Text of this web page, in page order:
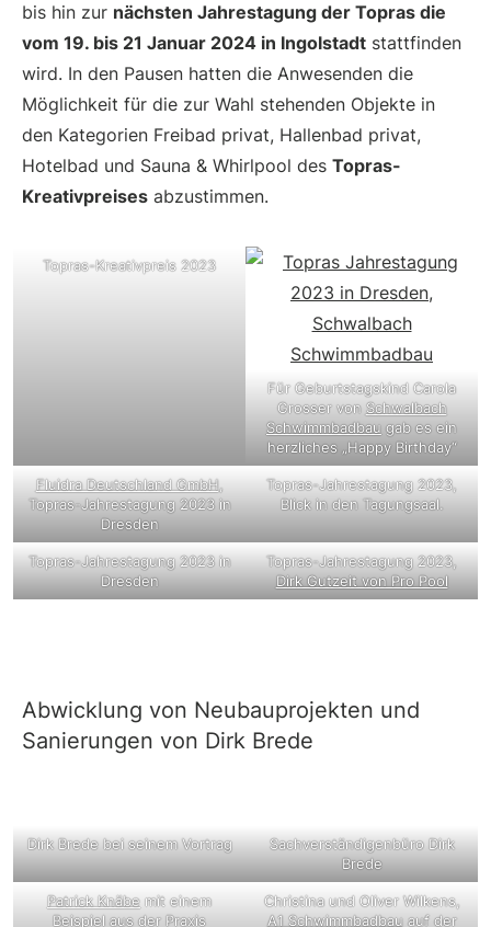
bis hin zur nächsten Jahrestagung der Topras die
vom 19. bis 21 Januar 2024 in Ingolstadt stattfinden
wird. In den Pausen hatten die Anwesenden die
Möglichkeit für die zur Wahl stehenden Objekte in
den Kategorien Freibad privat, Hallenbad privat,
Hotelbad und Sauna & Whirlpool des Topras-
Kreativpreises abzustimmen.
Topras-Kreativpreis 2023
Für Geburtstagskind Carola
Grosser von Schwalbach
Schwimmbadbau gab es ein
herzliches „Happy Birthday“
Fluidra Deutschland GmbH,
Topras-Jahrestagung 2023 in
Dresden
Topras-Jahrestagung 2023,
Blick in den Tagungsaal.
Topras-Jahrestagung 2023 in
Dresden
Topras-Jahrestagung 2023,
Dirk Gutzeit von Pro Pool
Abwicklung von Neubauprojekten und
Sanierungen von Dirk Brede
Dirk Brede bei seinem Vortrag
Sachverständigenbüro Dirk
Brede
Patrick Knäbe mit einem
Beispiel aus der Praxis
Christina und Oliver Wilkens,
A1 Schwimmbadbauauf der